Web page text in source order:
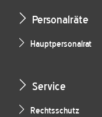
Personalräte
Hauptpersonalrat
Service
Rechtsschutz